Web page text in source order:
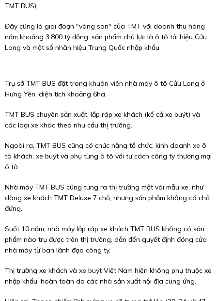
TMT BUS).
Đây cũng là giai đoạn "vàng son" của TMT với doanh thu hàng
năm khoảng 3.800 tỷ đồng, sản phẩm chủ lực là ô tô tải hiệu Cửu
Long và một số nhãn hiệu Trung Quốc nhập khẩu.
Trụ sở TMT BUS đặt trong khuôn viên nhà máy ô tô Cửu Long ở
Hưng Yên, diện tích khoảng 6ha.
TMT BUS chuyên sản xuất, lắp ráp xe khách (kể cả xe buýt) và
các loại xe khác theo nhu cầu thị trường.
Ngoài ra, TMT BUS cũng có chức năng tổ chức, kinh doanh xe ô
tô khách, xe buýt và phụ tùng ô tô với tư cách công ty thương mại
ô tô.
Nhà máy TMT BUS cũng tung ra thị trường một vài mẫu xe, như
dòng xe khách TMT Deluxe 7 chỗ, nhưng sản phẩm không có chỗ
đứng.
Suốt 10 năm, nhà máy lắp ráp xe khách TMT BUS không có sản
phẩm nào trụ được trên thị trường, dẫn đến quyết định đóng cửa
nhà máy từ ban lãnh đạo công ty.
Thị trường xe khách và xe buýt Việt Nam hiện không phụ thuộc xe
nhập khẩu, hoàn toàn do các nhà sản xuất nội địa cung ứng.